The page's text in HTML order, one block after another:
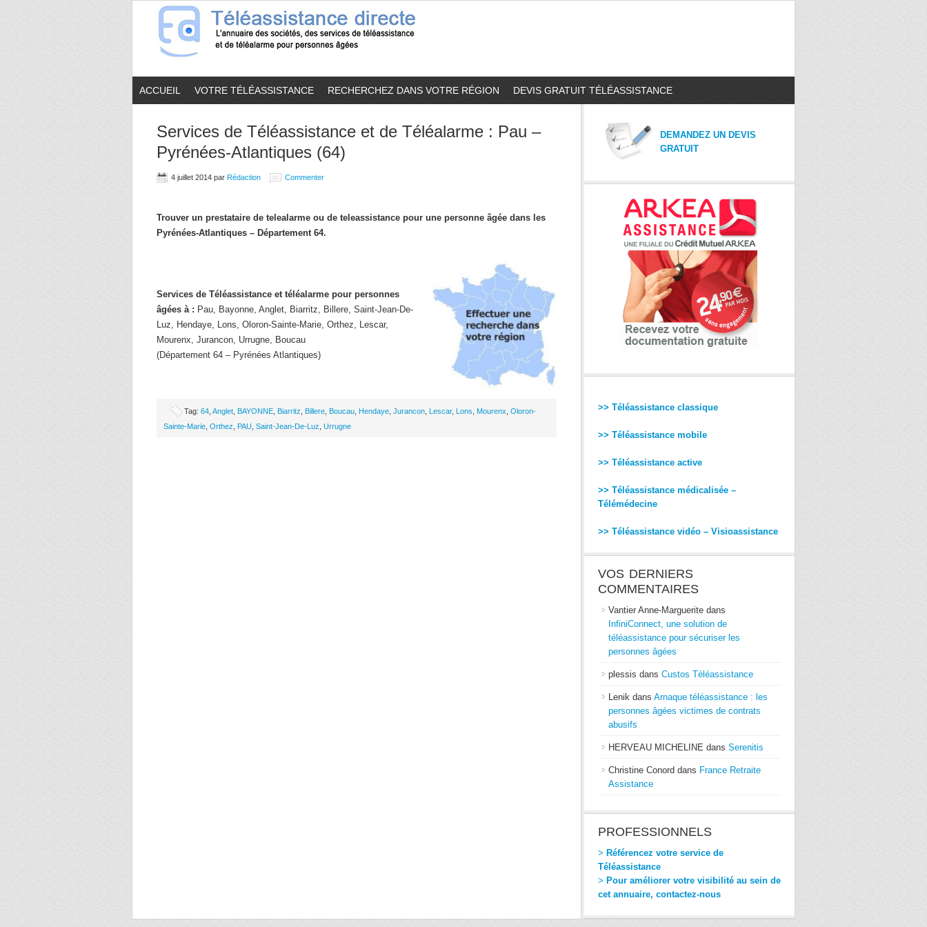
ACCUEIL VOTRE TÉLÉASSISTANCE RECHERCHEZ DANS VOTRE RÉGION DEVIS GRATUIT TÉLÉASSISTANCE
Services de Téléassistance et de Téléalarme : Pau –
Pyrénées-Atlantiques (64)
4 juillet 2014 par Rédaction Commenter
Trouver un prestataire de telealarme ou de teleassistance pour une personne âgée dans les
Pyrénées-Atlantiques – Département 64.
Services de Téléassistance et téléalarme pour personnes
âgées à : Pau, Bayonne, Anglet, Biarritz, Billere, Saint-Jean-De-
Luz, Hendaye, Lons, Oloron-Sainte-Marie, Orthez, Lescar,
Mourenx, Jurancon, Urrugne, Boucau
(Département 64 – Pyrénées Atlantiques)
Tag: 64 Anglet BAYONNE Biarritz Billere Boucau Hendaye Jurancon Lescar, Lons Mourenx Oloron-
Sainte-Marie Orthez PAU Saint-Jean-De-Luz Urrugne
DEMANDEZ UN DEVIS
GRATUIT
>> Téléassistance classique
>> Téléassistance mobile
>> Téléassistance active
>> Téléassistance médicalisée –
Télémédecine
>> Téléassistance vidéo – Visioassistance
VOS DERNIERS
COMMENTAIRES
Vantier Anne-Marguerite dans
InfiniConnect, une solution de
téléassistance pour sécuriser les
personnes âgées
plessis dans Custos Téléassistance
Lenik dans Arnaque téléassistance : les
personnes âgées victimes de contrats
abusifs
HERVEAU MICHELINE dans Serenitis
Christine Conord dans France Retraite
Assistance
PROFESSIONNELS
> Référencez votre service de
Téléassistance
> Pour améliorer votre visibilité au sein de
cet annuaire, contactez-nous